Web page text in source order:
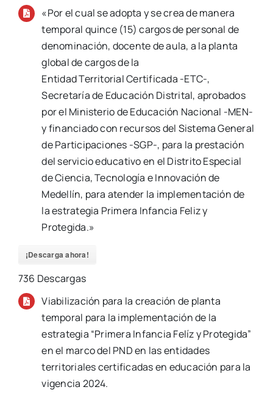
«Por el cual se adopta y se crea de manera
temporal quince (15) cargos de personal de
denominación, docente de aula, a la planta
global de cargos de la
Entidad Territorial Certificada -ETC-,
Secretaría de Educación Distrital, aprobados
por el Ministerio de Educación Nacional -MEN-
y financiado con recursos del Sistema General
de Participaciones -SGP-, para la prestación
del servicio educativo en el Distrito Especial
de Ciencia, Tecnología e Innovación de
Medellín, para atender la implementación de
la estrategia Primera Infancia Feliz y
Protegida.»
¡Descarga ahora!
736 Descargas
Viabilización para la creación de planta
temporal para la implementación de la
estrategia “Primera Infancia Felíz y Protegida”
en el marco del PND en las entidades
territoriales certificadas en educación para la
vigencia 2024.